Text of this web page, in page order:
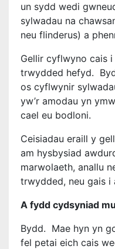
un sydd wedi
sylwadau na
neu flinderus) a
Gellir cyflwyno cais
trwydded hefyd.
os cyflwynir
yw’r amodau yn
cael eu bodloni.
Ceisiadau eraill y
am hysbysiad
marwolaeth, anallu
trwydded, neu gais
A fydd cydsyniad
Bydd. Mae hyn yn
fel petai eich cais